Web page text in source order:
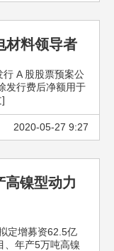
材料领导者
A 股股票预案公
发行费后净额用于
2020-05-27 9:27
高镍型动力
定增募资62.5亿
、年产5万吨高镍